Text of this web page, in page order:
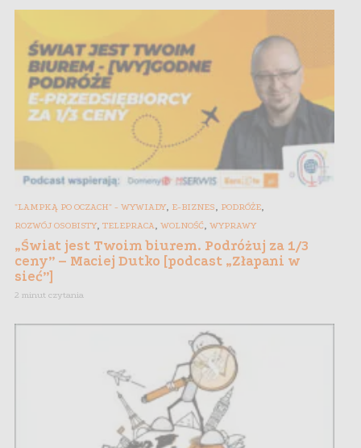
"LAMPKĄ PO OCZACH" - WYWIADY, E-BIZNES PODRÓŻE
ROZWÓJ OSOBISTY, TELEPRACA WOLNOŚĆ WYPRAWY
„Świat jest Twoim biurem. Podróżuj za 1/3
ceny” – Maciej Dutko [podcast „Złapani w
sieć”]
2 minut czytania